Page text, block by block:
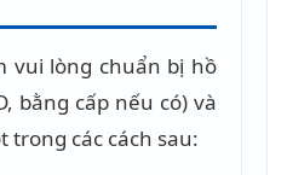
vui lòng chuẩn bị hồ
bằng cấp nếu có) và
các cách sau: